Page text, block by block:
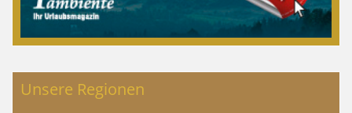
Unsere Regionen